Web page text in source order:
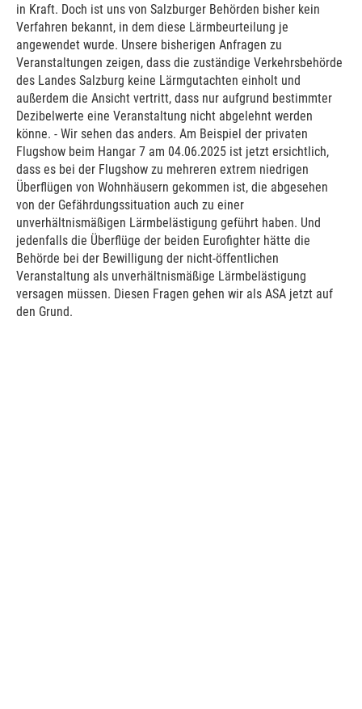
in Kraft. Doch ist uns von Salzburger Behörden bisher kein
Verfahren bekannt, in dem diese Lärmbeurteilung je
angewendet wurde. Unsere bisherigen Anfragen zu
Veranstaltungen zeigen, dass die zuständige Verkehrsbehörde
des Landes Salzburg keine Lärmgutachten einholt und
außerdem die Ansicht vertritt, dass nur aufgrund bestimmter
Dezibelwerte eine Veranstaltung nicht abgelehnt werden
könne. - Wir sehen das anders. Am Beispiel der privaten
Flugshow beim Hangar 7 am 04.06.2025 ist jetzt ersichtlich,
dass es bei der Flugshow zu mehreren extrem niedrigen
Überflügen von Wohnhäusern gekommen ist, die abgesehen
von der Gefährdungssituation auch zu einer
unverhältnismäßigen Lärmbelästigung geführt haben. Und
jedenfalls die Überflüge der beiden Eurofighter hätte die
Behörde bei der Bewilligung der nicht-öffentlichen
Veranstaltung als unverhältnismäßige Lärmbelästigung
versagen müssen. Diesen Fragen gehen wir als ASA jetzt auf
den Grund.